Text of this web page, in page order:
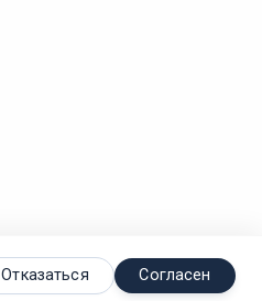
Отказаться Согласен